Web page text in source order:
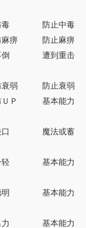
防毒 防止中毒
防止麻痹
遭到重击
弱 防止衰弱
Ｐ 基本能力
魔法或蓄
身轻 基本能力
明 基本能力
基本能力